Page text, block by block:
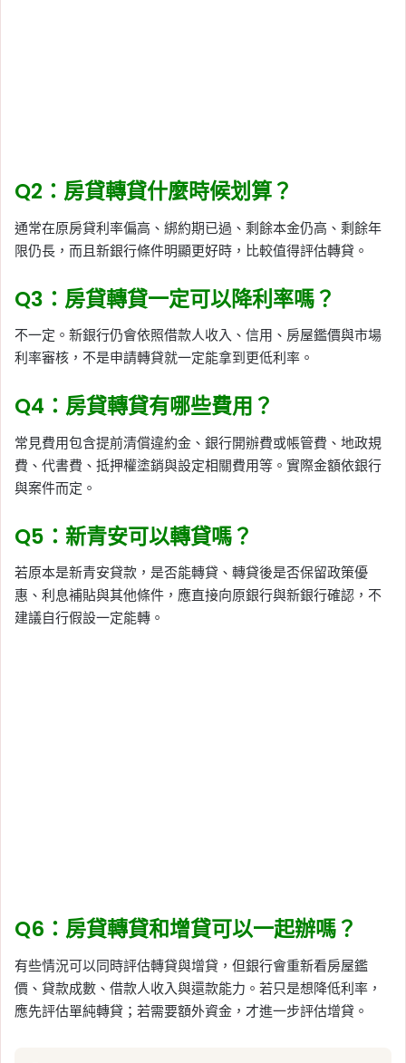
Q2：房貸轉貸什麼時候划算？
通常在原房貸利率偏高、綁約期已過、剩餘本金仍高、剩餘年
限仍長，而且新銀行條件明顯更好時，比較值得評估轉貸。
Q3：房貸轉貸一定可以降利率嗎？
不一定。新銀行仍會依照借款人收入、信用、房屋鑑價與市場
利率審核，不是申請轉貸就一定能拿到更低利率。
Q4：房貸轉貸有哪些費用？
常見費用包含提前清償違約金、銀行開辦費或帳管費、地政規
費、代書費、抵押權塗銷與設定相關費用等。實際金額依銀行
與案件而定。
Q5：新青安可以轉貸嗎？
若原本是新青安貸款，是否能轉貸、轉貸後是否保留政策優
惠、利息補貼與其他條件，應直接向原銀行與新銀行確認，不
建議自行假設一定能轉。
Q6：房貸轉貸和增貸可以一起辦嗎？
有些情況可以同時評估轉貸與增貸，但銀行會重新看房屋鑑
價、貸款成數、借款人收入與還款能力。若只是想降低利率，
應先評估單純轉貸；若需要額外資金，才進一步評估增貸。